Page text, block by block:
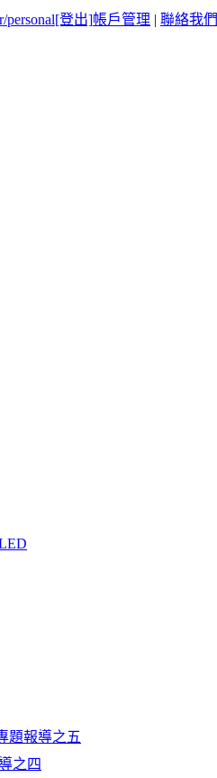
personal[登出]帳戶管理 | 聯絡我們
題報導之五
之四